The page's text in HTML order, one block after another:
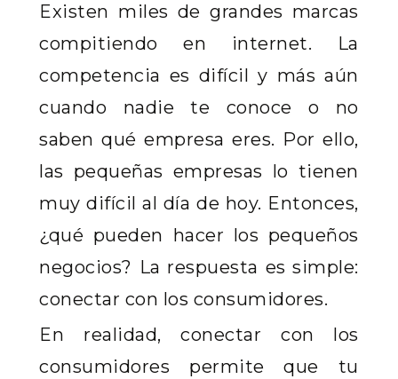
Existen miles de grandes marcas
compitiendo en internet. La
competencia es difícil y más aún
cuando nadie te conoce o no
saben qué empresa eres. Por ello,
las pequeñas empresas lo tienen
muy difícil al día de hoy. Entonces,
¿qué pueden hacer los pequeños
negocios? La respuesta es simple:
conectar con los consumidores.
En realidad, conectar con los
consumidores permite que tu